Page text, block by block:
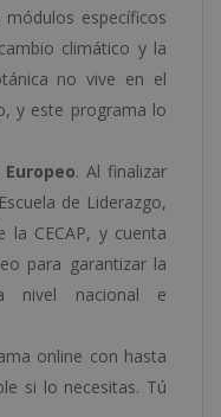
específicos
climático y la
no vive en el
y este programa lo
. Al finalizar
de Liderazgo,
CECAP, y cuenta
para garantizar la
nivel nacional e
online con hasta
si lo necesitas. Tú